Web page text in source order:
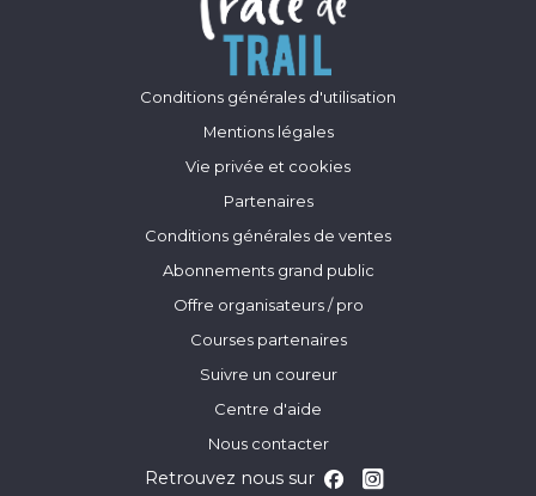
Conditions générales d'utilisation
Mentions légales
Vie privée et cookies
Partenaires
Conditions générales de ventes
Abonnements grand public
Offre organisateurs / pro
Courses partenaires
Suivre un coureur
Centre d'aide
Nous contacter
Retrouvez nous sur